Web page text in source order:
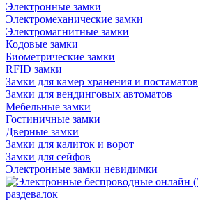
Электронные замки
Электромеханические замки
Электромагнитные замки
Кодовые замки
Биометрические замки
RFID замки
Замки для камер хранения и постаматов
Замки для вендинговых автоматов
Мебельные замки
Гостиничные замки
Дверные замки
Замки для калиток и ворот
Замки для сейфов
Электронные замки невидимки